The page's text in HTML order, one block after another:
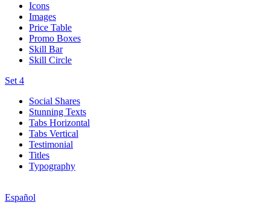
Icons
Images
Price Table
Promo Boxes
Skill Bar
Skill Circle
Set 4
Social Shares
Stunning Texts
Tabs Horizontal
Tabs Vertical
Testimonial
Titles
Typography
Español